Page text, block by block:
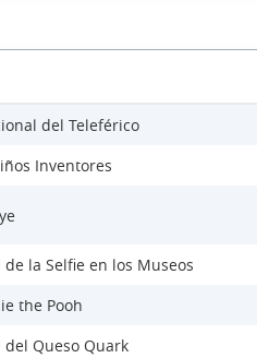
del Teleférico
Inventores
la Selfie en los Museos
the Pooh
Queso Quark